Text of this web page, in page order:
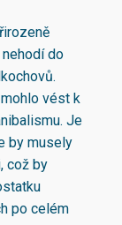
do
vést k
Je
by musely
což by
po celém